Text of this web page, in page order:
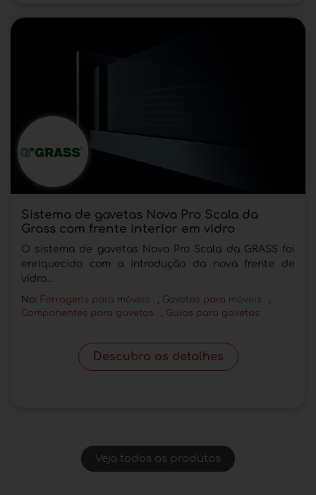
Sistema de gavetas Nova Pro Scala da
Grass com frente interior em vidro
O sistema de gavetas Nova Pro Scala da GRASS foi
enriquecido com a introdução da nova frente de
vidro...
No: Ferragens para móveis , Gavetas para móveis
,
Componentes para gavetas
, Guias para gavetas
Descubra os detalhes
Veja todos os produtos